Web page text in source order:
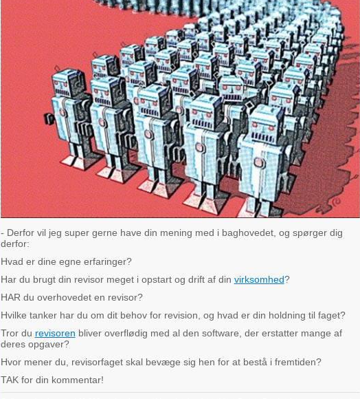
- Derfor vil jeg super gerne have din mening med i baghovedet, og spørger dig
derfor:
Hvad er dine egne erfaringer?
Har du brugt din revisor meget i opstart og drift af din virksomhed?
HAR du overhovedet en revisor?
Hvilke tanker har du om dit behov for revision, og hvad er din holdning til faget?
Tror du revisoren bliver overflødig med al den software, der erstatter mange af
deres opgaver?
Hvor mener du, revisorfaget skal bevæge sig hen for at bestå i fremtiden?
TAK for din kommentar!